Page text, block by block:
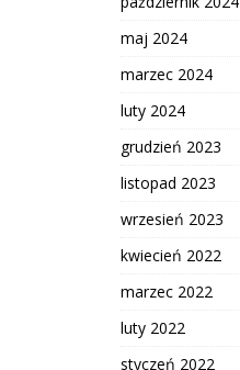
maj 2024
marzec 2024
luty 2024
grudzień 2023
listopad 2023
wrzesień 2023
kwiecień 2022
marzec 2022
luty 2022
styczeń 2022